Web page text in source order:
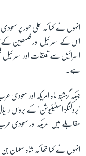
انہوں نے کہا کہ عملی طور پر
اس کے اسرائیل اور فلسطین
اسرائیل سے تعلقات اور
ہے۔
جبکہ گزشتہ ماہ امریکہ اور
مقابلے میں امریکہ اور
انہوں نے کہا تھا کہ شاہ سلمان